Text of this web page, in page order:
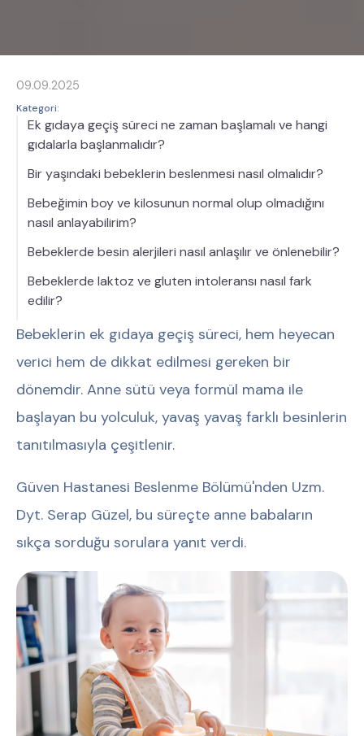
09.09.2025
Kategori:
Ek gıdaya geçiş süreci ne zaman başlamalı ve hangi
gıdalarla başlanmalıdır?
Bir yaşındaki bebeklerin beslenmesi nasıl olmalıdır?
Bebeğimin boy ve kilosunun normal olup olmadığını
nasıl anlayabilirim?
Bebeklerde besin alerjileri nasıl anlaşılır ve önlenebilir?
Bebeklerde laktoz ve gluten intoleransı nasıl fark
edilir?
Bebeklerin ek gıdaya geçiş süreci, hem heyecan
verici hem de dikkat edilmesi gereken bir
dönemdir. Anne sütü veya formül mama ile
başlayan bu yolculuk, yavaş yavaş farklı besinlerin
tanıtılmasıyla çeşitlenir.
Güven Hastanesi Beslenme Bölümü'nden Uzm.
Dyt. Serap Güzel, bu süreçte anne babaların
sıkça sorduğu sorulara yanıt verdi.